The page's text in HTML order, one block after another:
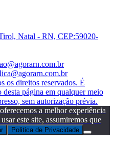
Natal - RN, CEP:59020-
os direitos reservados. É
página em qualquer meio
sem autorização prévia.
a melhor experiência
este site, assumiremos que
Politica de Privacidade